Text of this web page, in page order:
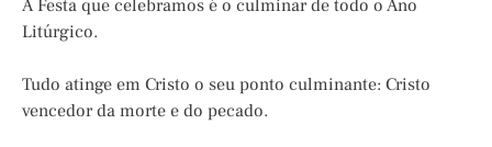
A Festa que celebramos é o culminar de todo o Ano
Litúrgico.
Tudo atinge em Cristo o seu ponto culminante: Cristo
vencedor da morte e do pecado.